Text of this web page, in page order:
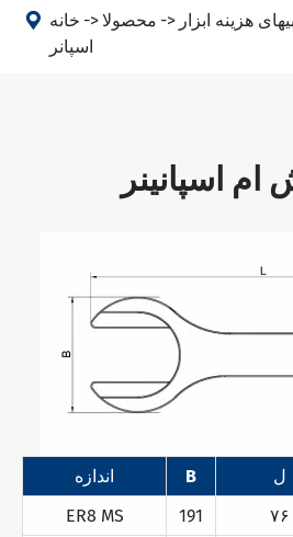
 خانه محصولا هزینه ابزار
اسپانر
ام اسپانینر
اندازه B ل
ER8 MS
191 ۷۶